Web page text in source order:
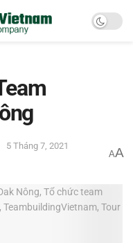
5 Tháng 7, 2021
AA